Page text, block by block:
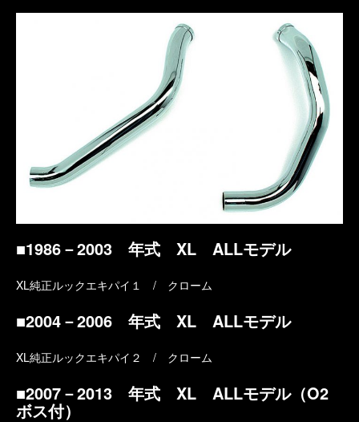
■1986－2003 年式 XL ALLモデル
XL純正ルックエキパイ１ / クローム
■2004－2006 年式 XL ALLモデル
XL純正ルックエキパイ２ / クローム
■2007－2013 年式 XL ALLモデル（O2
ボス付）